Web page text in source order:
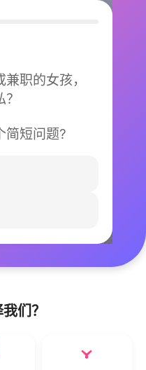
职的女孩，
简短问题?
孤单
识身边的TA
们？